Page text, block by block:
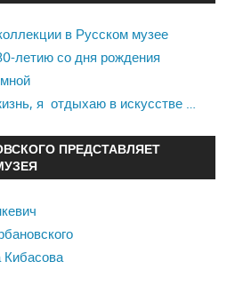
в Русском музее
летию со дня рождения
я отдыхаю в искусстве …
ПРЕДСТАВЛЯЕТ
Кибасова